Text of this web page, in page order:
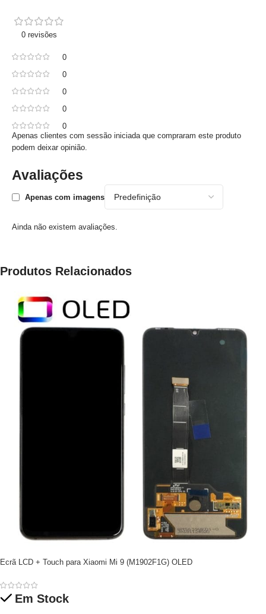
0 revisões
0
0
0
0
0
Avaliações
Apenas com imagens
Ainda não existem avaliações.
Apenas clientes com sessão iniciada que compraram este produto
podem deixar opinião.
Produtos Relacionados
Ecrã LCD + Touch para Xiaomi Mi 9 (M1902F1G) OLED
Em Stock